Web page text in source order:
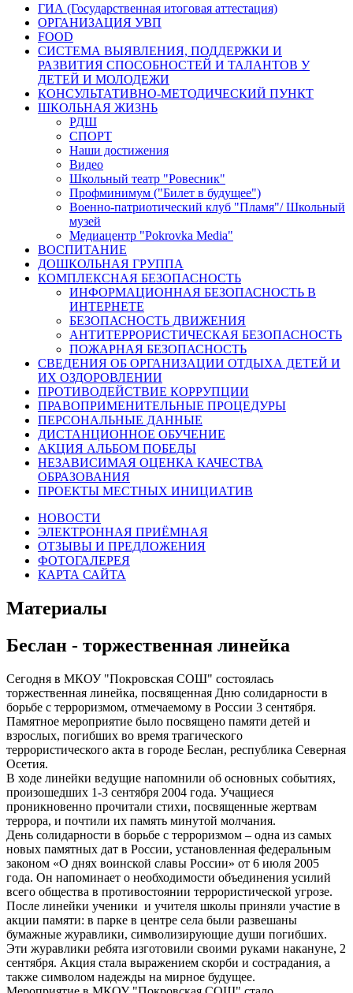
ГИА (Государственная итоговая аттестация)
ОРГАНИЗАЦИЯ УВП
FOOD
СИСТЕМА ВЫЯВЛЕНИЯ, ПОДДЕРЖКИ И
РАЗВИТИЯ СПОСОБНОСТЕЙ И ТАЛАНТОВ У
ДЕТЕЙ И МОЛОДЕЖИ
КОНСУЛЬТАТИВНО-МЕТОДИЧЕСКИЙ ПУНКТ
ШКОЛЬНАЯ ЖИЗНЬ
РДШ
СПОРТ
Наши достижения
Видео
Школьный театр "Ровесник"
Профминимум ("Билет в будущее")
Военно-патриотический клуб "Пламя"/ Школьный
музей
Медиацентр "Pokrovka Media"
ВОСПИТАНИЕ
ДОШКОЛЬНАЯ ГРУППА
КОМПЛЕКСНАЯ БЕЗОПАСНОСТЬ
ИНФОРМАЦИОННАЯ БЕЗОПАСНОСТЬ В
ИНТЕРНЕТЕ
БЕЗОПАСНОСТЬ ДВИЖЕНИЯ
АНТИТЕРРОРИСТИЧЕСКАЯ БЕЗОПАСНОСТЬ
ПОЖАРНАЯ БЕЗОПАСНОСТЬ
СВЕДЕНИЯ ОБ ОРГАНИЗАЦИИ ОТДЫХА ДЕТЕЙ И
ИХ ОЗДОРОВЛЕНИИ
ПРОТИВОДЕЙСТВИЕ КОРРУПЦИИ
ПРАВОПРИМЕНИТЕЛЬНЫЕ ПРОЦЕДУРЫ
ПЕРСОНАЛЬНЫЕ ДАННЫЕ
ДИСТАНЦИОННОЕ ОБУЧЕНИЕ
АКЦИЯ АЛЬБОМ ПОБЕДЫ
НЕЗАВИСИМАЯ ОЦЕНКА КАЧЕСТВА
ОБРАЗОВАНИЯ
ПРОЕКТЫ МЕСТНЫХ ИНИЦИАТИВ
НОВОСТИ
ЭЛЕКТРОННАЯ ПРИЁМНАЯ
ОТЗЫВЫ И ПРЕДЛОЖЕНИЯ
ФОТОГАЛЕРЕЯ
КАРТА САЙТА
Материалы
Беслан - торжественная линейка
Сегодня в МКОУ "Покровская СОШ" состоялась
торжественная линейка, посвященная Дню солидарности в
борьбе с терроризмом, отмечаемому в России 3 сентября.
Памятное мероприятие было посвящено памяти детей и
взрослых, погибших во время трагического
террористического акта в городе Беслан, республика Северная
Осетия.
В ходе линейки ведущие напомнили об основных событиях,
произошедших 1-3 сентября 2004 года. Учащиеся
проникновенно прочитали стихи, посвященные жертвам
террора, и почтили их память минутой молчания.
День солидарности в борьбе с терроризмом – одна из самых
новых памятных дат в России, установленная федеральным
законом «О днях воинской славы России» от 6 июля 2005
года. Он напоминает о необходимости объединения усилий
всего общества в противостоянии террористической угрозе.
После линейки ученики и учителя школы приняли участие в
акции памяти: в парке в центре села были развешаны
бумажные журавлики, символизирующие души погибших.
Эти журавлики ребята изготовили своими руками накануне, 2
сентября. Акция стала выражением скорби и сострадания, а
также символом надежды на мирное будущее.